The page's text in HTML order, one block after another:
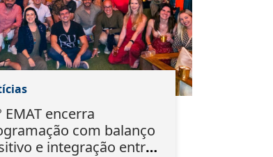
EMAT encerra
com balanço
e integração entre